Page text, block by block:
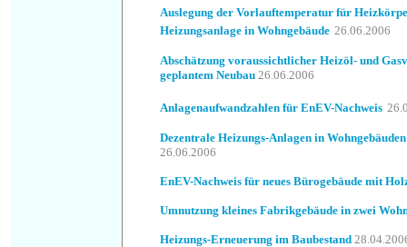
Auslegung der Vorlauftemperatur für
Heizungsanlage in Wohngebäude 26.06.2006
Abschätzung voraussichtlicher Heizöl- und
geplantem Neubau 26.06.2006
Anlagenaufwandzahlen für EnEV-Nachweis
Dezentrale Heizungs-Anlagen in
26.06.2006
EnEV-Nachweis für neues Bürogebäude mit
Umnutzung kleines Fabrikgebäude in zwei
Heizungs-Erneuerung im Baubestand